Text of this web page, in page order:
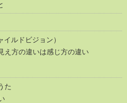
ルドビジョン）
方の違いは感じ方の違い
た